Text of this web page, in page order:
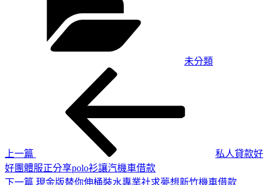
未分類
上一篇
私人貸款好
好團體服正分享polo衫讓汽機車借款
下
下一篇 現金版替你伸桶裝水專業社求夢想新竹機車借款